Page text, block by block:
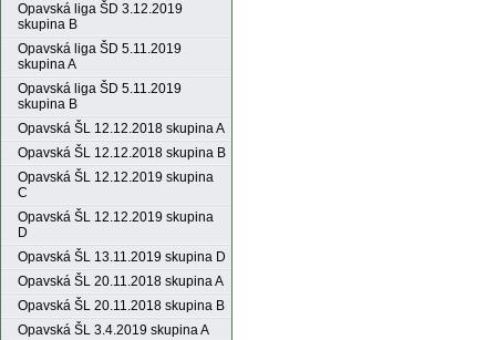
Opavská liga ŠD 3.12.2019
skupina B
Opavská liga ŠD 5.11.2019
skupina A
Opavská liga ŠD 5.11.2019
skupina B
Opavská ŠL 12.12.2018 skupina A
Opavská ŠL 12.12.2018 skupina B
Opavská ŠL 12.12.2019 skupina
C
Opavská ŠL 12.12.2019 skupina
D
Opavská ŠL 13.11.2019 skupina D
Opavská ŠL 20.11.2018 skupina A
Opavská ŠL 20.11.2018 skupina B
Opavská ŠL 3.4.2019 skupina A